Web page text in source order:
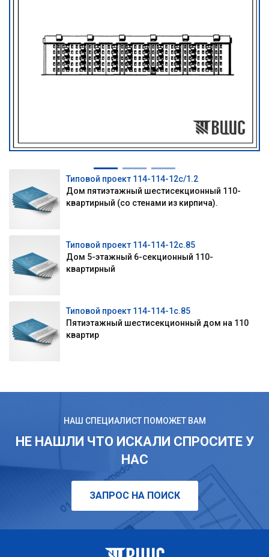
Типовой проект 114-114-12с/1.2
Дом пятиэтажный шестисекционный 110-
квартирный (со стенами из кирпича).
Типовой проект 114-114-12с.85
Дом 5-этажный 6-секционный 110-
квартирный
Типовой проект 114-114-1c.85
Пятиэтажный шестисекционный дом на 110
квартир
НАШ СПЕЦИАЛИСТ ПОМОЖЕТ ВАМ
НЕ НАШЛИ ЧТО ИСКАЛИ СПРОСИТЕ У
НАС
ЗАПРОС НА ПОИСК